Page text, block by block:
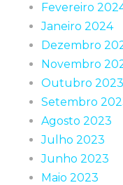
Fevereiro
Janeiro 2024
Dezembro
Novembro
Outubro 2023
Setembro
Agosto 2023
Julho 2023
Junho 2023
Maio 2023